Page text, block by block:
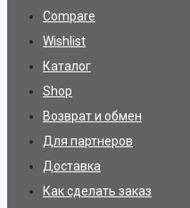
Compare
Wishlist
Каталог
Shop
Возврат и обмен
Для партнеров
Доставка
Как сделать заказ